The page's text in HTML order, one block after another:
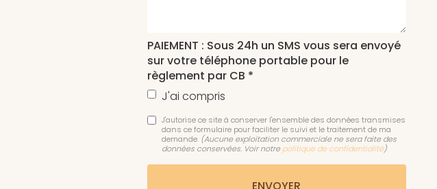
PAIEMENT : Sous 24h un SMS vous sera envoyé
sur votre téléphone portable pour le
règlement par CB *
J'ai compris
J'autorise ce site à conserver l'ensemble des données transmises
dans ce formulaire pour faciliter le suivi et le traitement de ma
demande. (Aucune exploitation commerciale ne sera faite des
données conservées. Voir notre politique de confidentialité)